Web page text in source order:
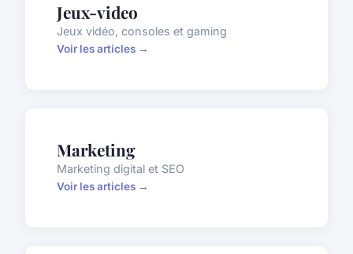
Jeux-video
Jeux vidéo, consoles et gaming
Voir les articles →
Marketing
Marketing digital et SEO
Voir les articles →